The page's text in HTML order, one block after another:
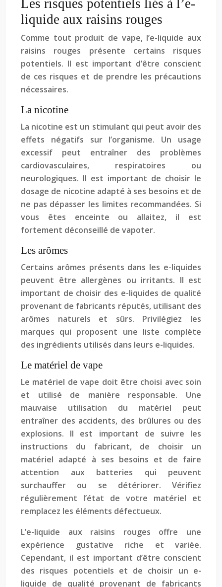
Les risques potentiels liés à l’e-
liquide aux raisins rouges
Comme tout produit de vape, l’e-liquide aux
raisins rouges présente certains risques
potentiels. Il est important d’être conscient
de ces risques et de prendre les précautions
nécessaires.
La nicotine
La nicotine est un stimulant qui peut avoir des
effets négatifs sur l’organisme. Un usage
excessif peut entraîner des problèmes
cardiovasculaires, respiratoires ou
neurologiques. Il est important de choisir le
dosage de nicotine adapté à ses besoins et de
ne pas dépasser les limites recommandées. Si
vous êtes enceinte ou allaitez, il est
fortement déconseillé de vapoter.
Les arômes
Certains arômes présents dans les e-liquides
peuvent être allergènes ou irritants. Il est
important de choisir des e-liquides de qualité
provenant de fabricants réputés, utilisant des
arômes naturels et sûrs. Privilégiez les
marques qui proposent une liste complète
des ingrédients utilisés dans leurs e-liquides.
Le matériel de vape
Le matériel de vape doit être choisi avec soin
et utilisé de manière responsable. Une
mauvaise utilisation du matériel peut
entraîner des accidents, des brûlures ou des
explosions. Il est important de suivre les
instructions du fabricant, de choisir un
matériel adapté à ses besoins et de faire
attention aux batteries qui peuvent
surchauffer ou se détériorer. Vérifiez
régulièrement l’état de votre matériel et
remplacez les éléments défectueux.
L’e-liquide aux raisins rouges offre une
expérience gustative riche et variée.
Cependant, il est important d’être conscient
des risques potentiels et de choisir un e-
liquide de qualité provenant de fabricants